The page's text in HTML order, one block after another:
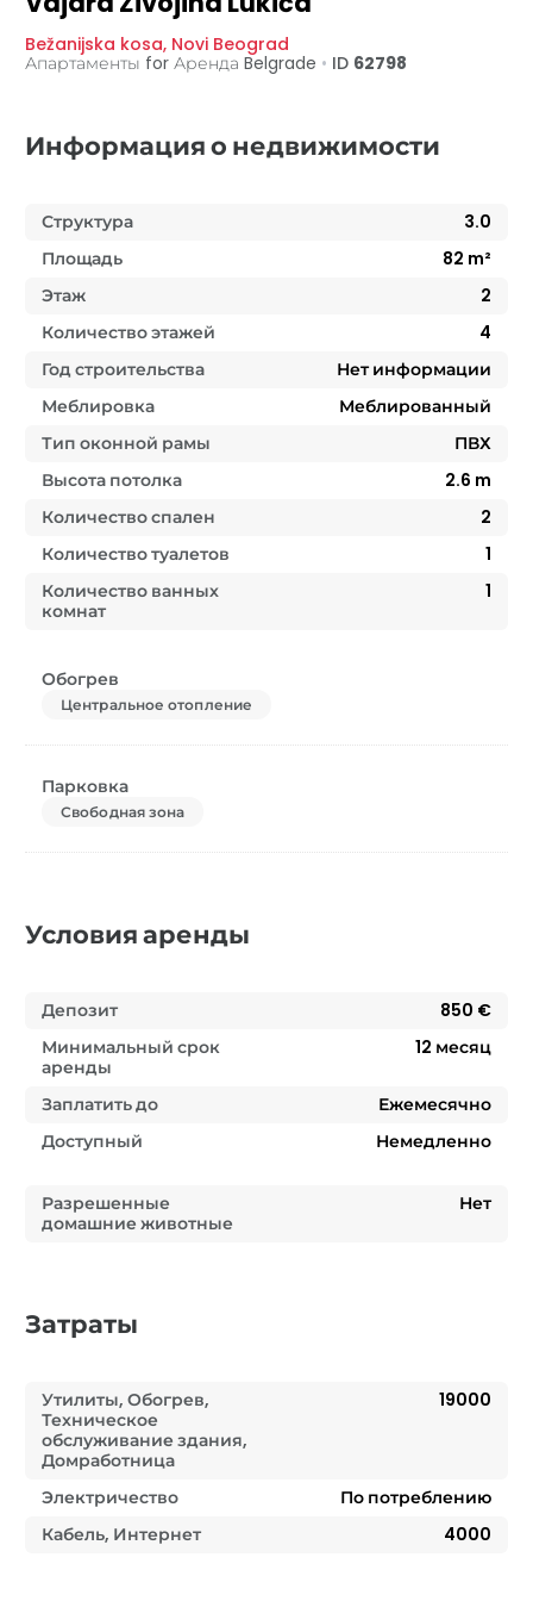
Bežanijska kosa, Novi Beograd
Апартаменты for Аренда Belgrade • ID 62798
Информация о недвижимости
Структура
3.0
Площадь
82 m²
Этаж
2
Количество этажей
4
Год строительства
Нет информации
Меблировка
Меблированный
Тип оконной рамы
ПВХ
Высота потолка
2.6 m
Количество спален
2
Количество туалетов
1
Количество ванных
комнат
1
Обогрев
Центральное отопление
Парковка
Свободная зона
Условия аренды
Депозит
850 €
Минимальный срок
аренды
12 месяц
Заплатить до
Ежемесячно
Доступный
Немедленно
Разрешенные
домашние животные
Нет
Затраты
Утилиты, Обогрев,
Техническое
обслуживание здания,
Домработница
19000
Электричество
По потреблению
Кабель, Интернет
4000